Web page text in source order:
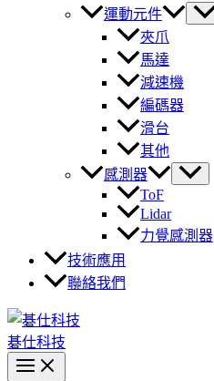
運動元件
夾爪
馬達
減速機
編碼器
滑台
其他
感測器
ToF
Lidar
力覺感測器
技術應用
聯絡我們
碁仕科技